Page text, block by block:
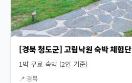
[경북 청도군] 고립낙원 숙박 체험단
1박 무료 숙박 (2인 기준)
📍 경북